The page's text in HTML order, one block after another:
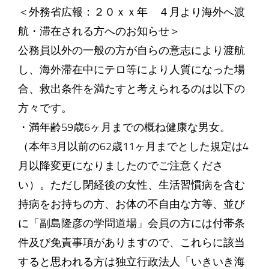
＜外務省広報：２０ｘｘ年 ４月より海外へ渡
航・滞在される方へのお知らせ＞
公務員以外の一般の方が自らの意志により渡航
し、海外滞在中にテロ等により人質になった場
合、救出条件を満たすと考えられるのは以下の
方々です。
・満年齢59歳6ヶ月までの概ね健康な男女。
（本年3月以前の62歳11ヶ月までとした規定は4
月以降変更になりましたのでご注意くださ
い）。ただし閉経後の女性、生活習慣病を含む
持病をお持ちの方、お体の不自由な方等、並び
に「副島隆彦の学問道場」会員の方には付帯条
件及び免責事項がありますので、これらに該当
すると思われる方は独立行政法人「いきいき海